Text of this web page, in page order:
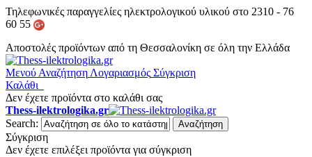
Τηλεφωνικές παραγγελίες ηλεκτρολογικού υλικού στο 2310 - 76
60 55
Αποστολές προϊόντων από τη Θεσσαλονίκη σε όλη την Ελλάδα
Μενού Αναζήτηση Λογαριασμός Σύγκριση
Καλάθι
Δεν έχετε προϊόντα στο καλάθι σας
Thess-ilektrologika.gr
Search:
Αναζήτηση
Σύγκριση
Δεν έχετε επιλέξει προϊόντα για σύγκριση